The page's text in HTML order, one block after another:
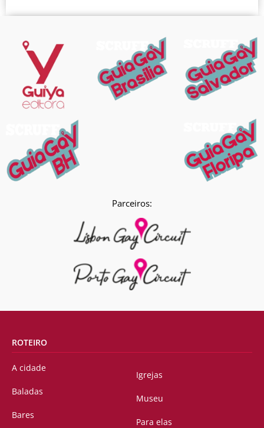
Parceiros:
ROTEIRO
A cidade
Baladas
Bares
Igrejas
Museu
Para elas